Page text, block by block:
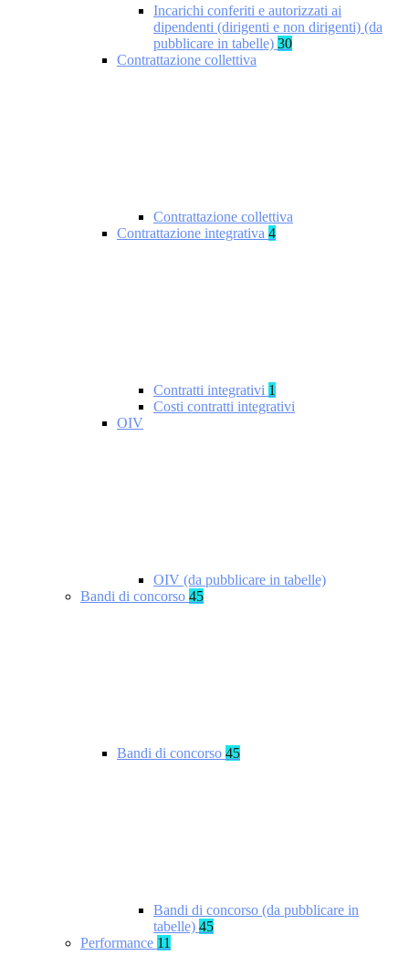
Incarichi conferiti e autorizzati ai
dipendenti (dirigenti e non dirigenti) (da
pubblicare in tabelle) 30
Contrattazione collettiva
Contrattazione collettiva
Contrattazione integrativa 4
Contratti integrativi 1
Costi contratti integrativi
OIV
OIV (da pubblicare in tabelle)
Bandi di concorso 45
Bandi di concorso 45
Bandi di concorso (da pubblicare in
tabelle) 45
Performance 11